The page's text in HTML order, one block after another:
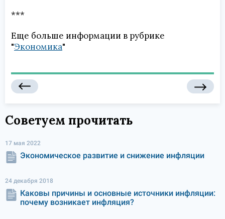
***
Еще больше информации в рубрике
"Экономика"
Советуем прочитать
17 мая 2022
Экономическое развитие и снижение инфляции
24 декабря 2018
Каковы причины и основные источники инфляции:
почему возникает инфляция?